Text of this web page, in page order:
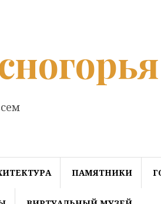
ПАМЯТНИКИ